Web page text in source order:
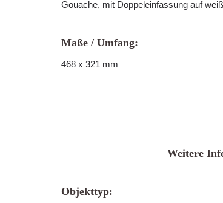
Gouache, mit Doppeleinfassung auf
Maße / Umfang:
468 x 321 mm
Weitere
Objekttyp: